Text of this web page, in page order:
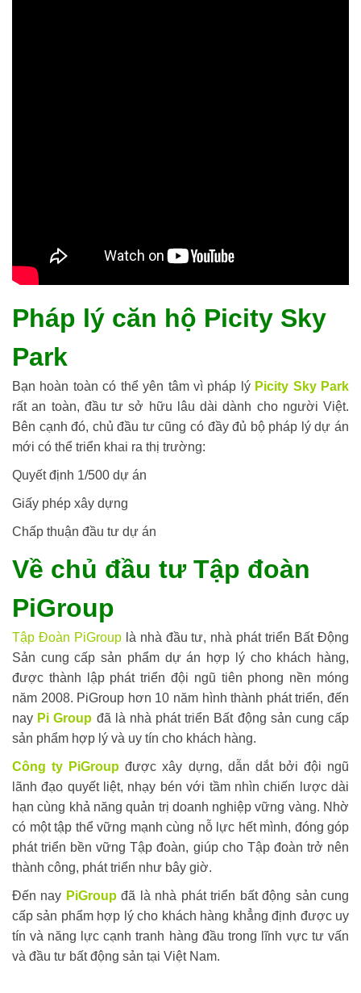
Pháp lý căn hộ Picity Sky
Park
Bạn hoàn toàn có thể yên tâm vì pháp lý Picity Sky Park
rất an toàn, đầu tư sở hữu lâu dài dành cho người Việt.
Bên cạnh đó, chủ đầu tư cũng có đầy đủ bộ pháp lý dự án
mới có thể triển khai ra thị trường:
Quyết định 1/500 dự án
Giấy phép xây dựng
Chấp thuận đầu tư dự án
Về chủ đầu tư Tập đoàn
PiGroup
Tập Đoàn PiGrouplà nhà đầu tư, nhà phát triển Bất Động
Sản cung cấp sản phẩm dự án hợp lý cho khách hàng,
được thành lập phát triển đội ngũ tiên phong nền móng
năm 2008. PiGroup hơn 10 năm hình thành phát triển, đến
nay Pi Group đã là nhà phát triển Bất động sản cung cấp
sản phẩm hợp lý và uy tín cho khách hàng.
Công ty PiGroup được xây dựng, dẫn dắt bởi đội ngũ
lãnh đạo quyết liệt, nhạy bén với tầm nhìn chiến lược dài
hạn cùng khả năng quản trị doanh nghiệp vững vàng. Nhờ
có một tập thể vững mạnh cùng nỗ lực hết mình, đóng góp
phát triển bền vững Tập đoàn, giúp cho Tập đoàn trở nên
thành công, phát triển như bây giờ.
Đến nay PiGroupđã là nhà phát triển bất động sản cung
cấp sản phẩm hợp lý cho khách hàng khẳng định được uy
tín và năng lực cạnh tranh hàng đầu trong lĩnh vực tư vấn
và đầu tư bất động sản tại Việt Nam.